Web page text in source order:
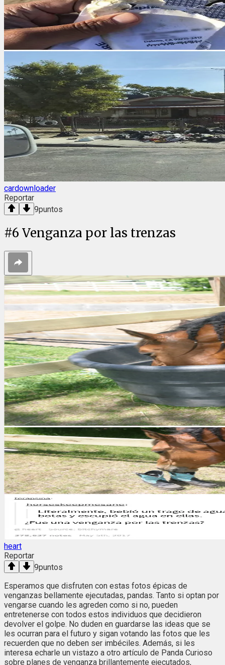
cardownloader
Reportar
9puntos
#6 Venganza por las trenzas
heart
Reportar
9puntos
Esperamos que disfruten con estas fotos épicas de
venganzas bellamente ejecutadas, pandas. Tanto si optan por
vengarse cuando les agreden como si no, pueden
entretenerse con todos estos individuos que decidieron
devolver el golpe. No duden en guardarse las ideas que se
les ocurran para el futuro y sigan votando las fotos que les
recuerden que no deben ser imbéciles. Además, si les
interesa echarle un vistazo a otro artículo de Panda Curioso
sobre planes de venganza brillantemente ejecutados,